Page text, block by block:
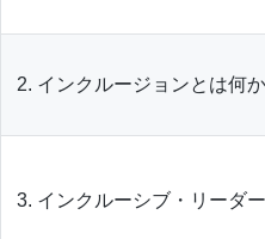
2. インクルージョンとは何
3. インクルーシブ・リーダ